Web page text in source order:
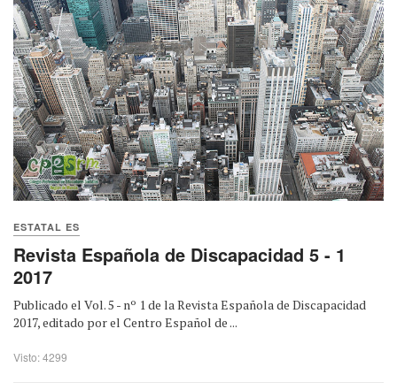
ESTATAL ES
Revista Española de Discapacidad 5 - 1
2017
Publicado el Vol. 5 - nº 1 de la Revista Española de Discapacidad
2017, editado por el Centro Español de ...
Visto: 4299